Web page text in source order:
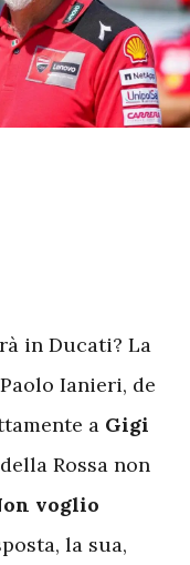
in Ducati? La
Ianieri, de
a Gigi
Rossa non
voglio
la sua,